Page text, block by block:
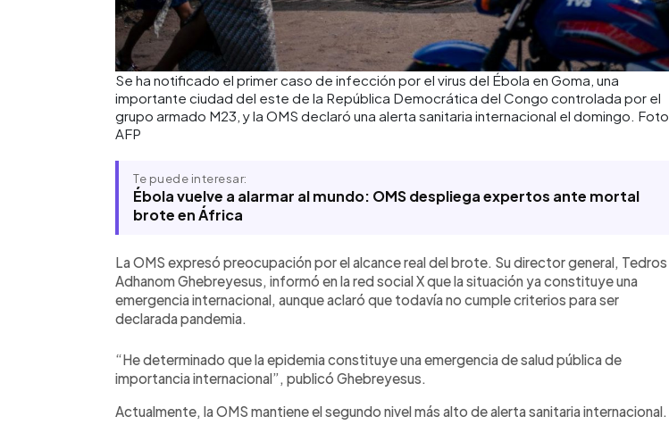
Se ha notificado el primer caso de infección por el virus del Ébola en Goma, una
importante ciudad del este de la República Democrática del Congo controlada por el
grupo armado M23, y la OMS declaró una alerta sanitaria internacional el domingo. Foto
AFP
Te puede interesar:
Ébola vuelve a alarmar al mundo: OMS despliega expertos ante mortal
brote en África
La OMS expresó preocupación por el alcance real del brote. Su director general, Tedros
Adhanom Ghebreyesus, informó en la red social X que la situación ya constituye una
emergencia internacional, aunque aclaró que todavía no cumple criterios para ser
declarada pandemia.
“He determinado que la epidemia constituye una emergencia de salud pública de
importancia internacional”, publicó Ghebreyesus.
Actualmente, la OMS mantiene el segundo nivel más alto de alerta sanitaria internacional.